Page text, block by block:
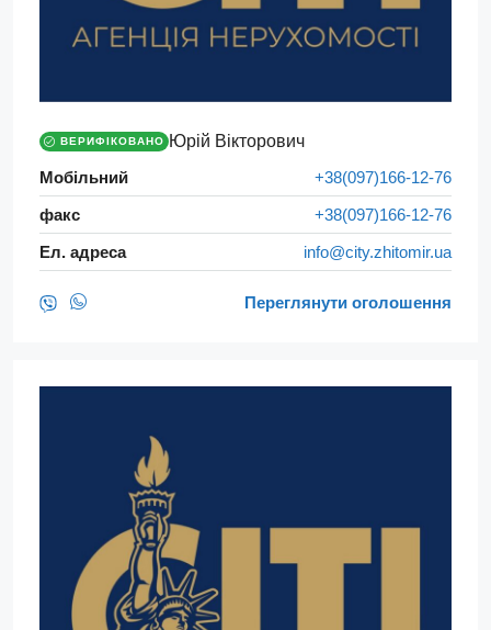
ВЕРИФІКОВАНО
Юрій Вікторович
Мобільний
+38(097)166-12-76
факс
+38(097)166-12-76
Ел. адреса
info@city.zhitomir.ua
Переглянути оголошення